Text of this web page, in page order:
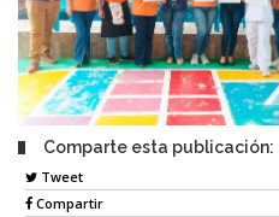
Comparte esta publicación:
Tweet
Compartir